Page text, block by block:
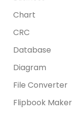
Chart
CRC
Database
Diagram
File Converter
Flipbook Maker